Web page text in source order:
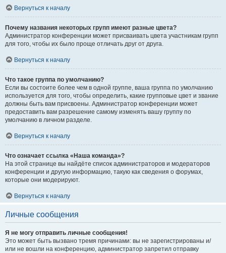
Вернуться к началу
Почему названия некоторых групп имеют разные цвета?
Администратор конференции может присваивать цвета участникам групп
для того, чтобы их было проще отличать друг от друга.
Вернуться к началу
Что такое группа по умолчанию?
Если вы состоите более чем в одной группе, ваша группа по умолчанию
используется для того, чтобы определить, какие групповые цвет и звание
должны быть вам присвоены. Администратор конференции может
предоставить вам разрешение самому изменять вашу группу по
умолчанию в личном разделе.
Вернуться к началу
Что означает ссылка «Наша команда»?
На этой странице вы найдёте список администраторов и модераторов
конференции и другую информацию, такую как сведения о форумах,
которые они модерируют.
Вернуться к началу
Личные сообщения
Я не могу отправить личные сообщения!
Это может быть вызвано тремя причинами: вы не зарегистрированы и/
или не вошли на конференцию, администратор запретил отправку